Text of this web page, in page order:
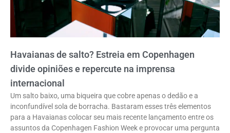
Havaianas de salto? Estreia em Copenhagen
divide opiniões e repercute na imprensa
internacional
Um salto baixo, uma biqueira que cobre apenas o dedão e a
inconfundível sola de borracha. Bastaram esses três elementos
para a Havaianas colocar seu mais recente lançamento entre os
assuntos da Copenhagen Fashion Week e provocar uma pergunta